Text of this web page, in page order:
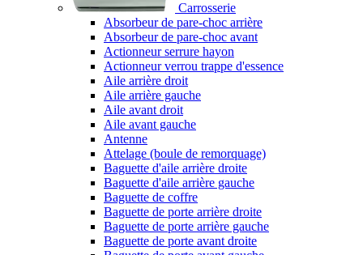
Carrosserie
Absorbeur de pare-choc arrière
Absorbeur de pare-choc avant
Actionneur serrure hayon
Actionneur verrou trappe d'essence
Aile arrière droit
Aile arrière gauche
Aile avant droit
Aile avant gauche
Antenne
Attelage (boule de remorquage)
Baguette d'aile arrière droite
Baguette d'aile arrière gauche
Baguette de coffre
Baguette de porte arrière droite
Baguette de porte arrière gauche
Baguette de porte avant droite